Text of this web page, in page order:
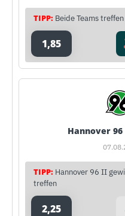
TIPP: Beide Teams
1,85
Hannover 96
TIPP: Hannover 96 II
treffen
2,25